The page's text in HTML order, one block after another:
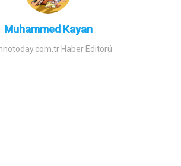
Muhammed Kayan
Haber Editörü